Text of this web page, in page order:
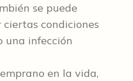
se puede
condiciones
una infección
en la vida,